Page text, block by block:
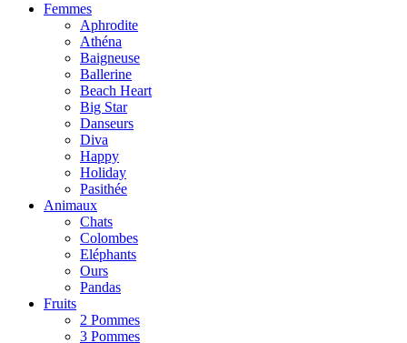
Femmes
Aphrodite
Athéna
Baigneuse
Ballerine
Beach Heart
Big Star
Danseurs
Diva
Happy
Holiday
Pasithée
Animaux
Chats
Colombes
Eléphants
Ours
Pandas
Fruits
2 Pommes
3 Pommes